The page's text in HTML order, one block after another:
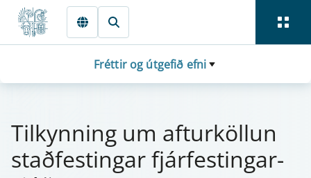
Fara beint í Meginmál
Fréttir og útgefið efni
Til­kynn­ing um af­t­ur­köll­un
staðfest­ing­ar fjá­rfest­ing­ar­